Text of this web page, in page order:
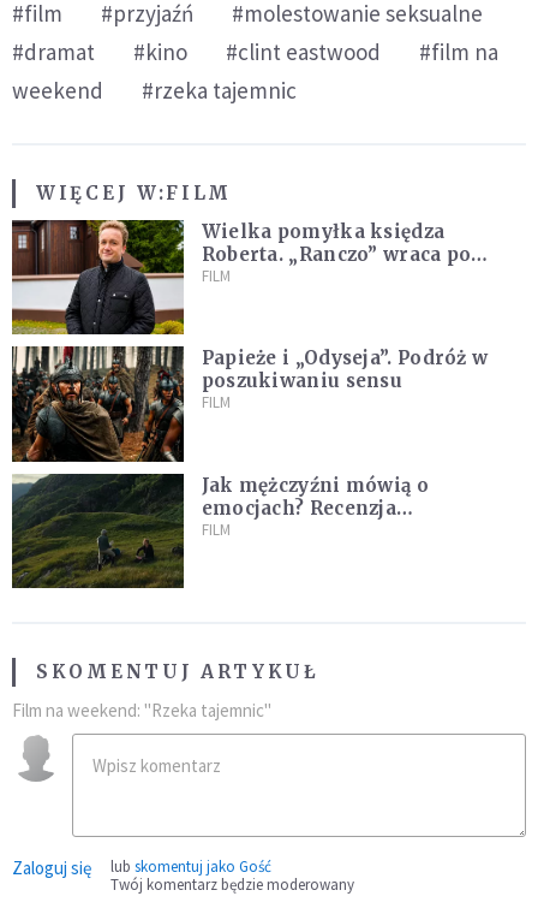
#film #przyjaźń
#molestowanie seksualne
#dramat
#kino #clint eastwood
#film na
weekend
#rzeka tajemnic
WIĘCEJ W:FILM
Wielka pomyłka księdza
Roberta. „Ranczo” wraca po
latach
FILM
Papieże i „Odyseja”. Podróż w
poszukiwaniu sensu
FILM
Jak mężczyźni mówią o
emocjach? Recenzja
najnowszego filmu Barta
FILM
SKOMENTUJ ARTYKUŁ
Film na weekend: "Rzeka tajemnic"
Zaloguj się lub skomentuj jako Gość
Twój komentarz będzie moderowany